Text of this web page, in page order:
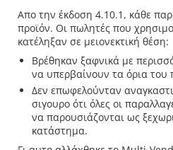
Απο την έκδοση 4.10.1, κάθε
προϊόν. Οι πωλητές που
κατέληξαν σε μειονεκτική θέση:
Βρέθηκαν ξαφνικά με
να υπερβαίνουν τα όρια του
Δεν επωφελούνταν
σιγουρο ότι όλες οι
να παρουσιάζονται ως
κατάστημα.